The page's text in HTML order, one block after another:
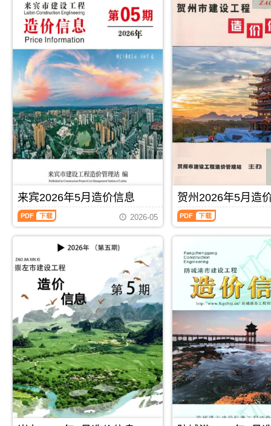
县、
兴
业
县、
容
县、
博
白
县、
北
流
县.，
玉
林
市
造
息
期
刊
PDF
于
来
工
程
材
料
指
导
价，
来
宾
市
信
期
刊
PDF
设
价
息
发
布，
用
于
桂
林
工
程
施
算
编
制，
属
于
林
市
建
招
投
标
参
考
文
件，
桂
林
市
造
设
网
发
布，
用
于
崇
左
工
程
同
款
确
定
与
调
整，
于
工
取
价
指
导，
崇
左
市
造
信
（河
池
建
设
工
程
造
价
信
由
河
池
市
建
造
价
网
布，
用
于
河
池
工
程
施
工
图
预
PDF 下载
5
（玉
建
设
工
程
造
价
息）
刊，
由
玉
林
市
建
造
于
玉
林
工
程
投
标
价
PDF 下载
来宾2026年5月造价信息
来
宾
月
造
信
（来
宾
建
设
工
程
造
价
信
息）
期
PDF 下载
2026-05
贺州2026年5月造
贺
州
月
（贺
州
建
设
工
程
造
价
信
息）
期
PDF 下载